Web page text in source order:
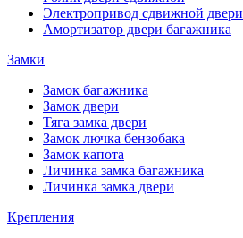
Электропривод сдвижной двери
Амортизатор двери багажника
Замки
Замок багажника
Замок двери
Тяга замка двери
Замок лючка бензобака
Замок капота
Личинка замка багажника
Личинка замка двери
Крепления